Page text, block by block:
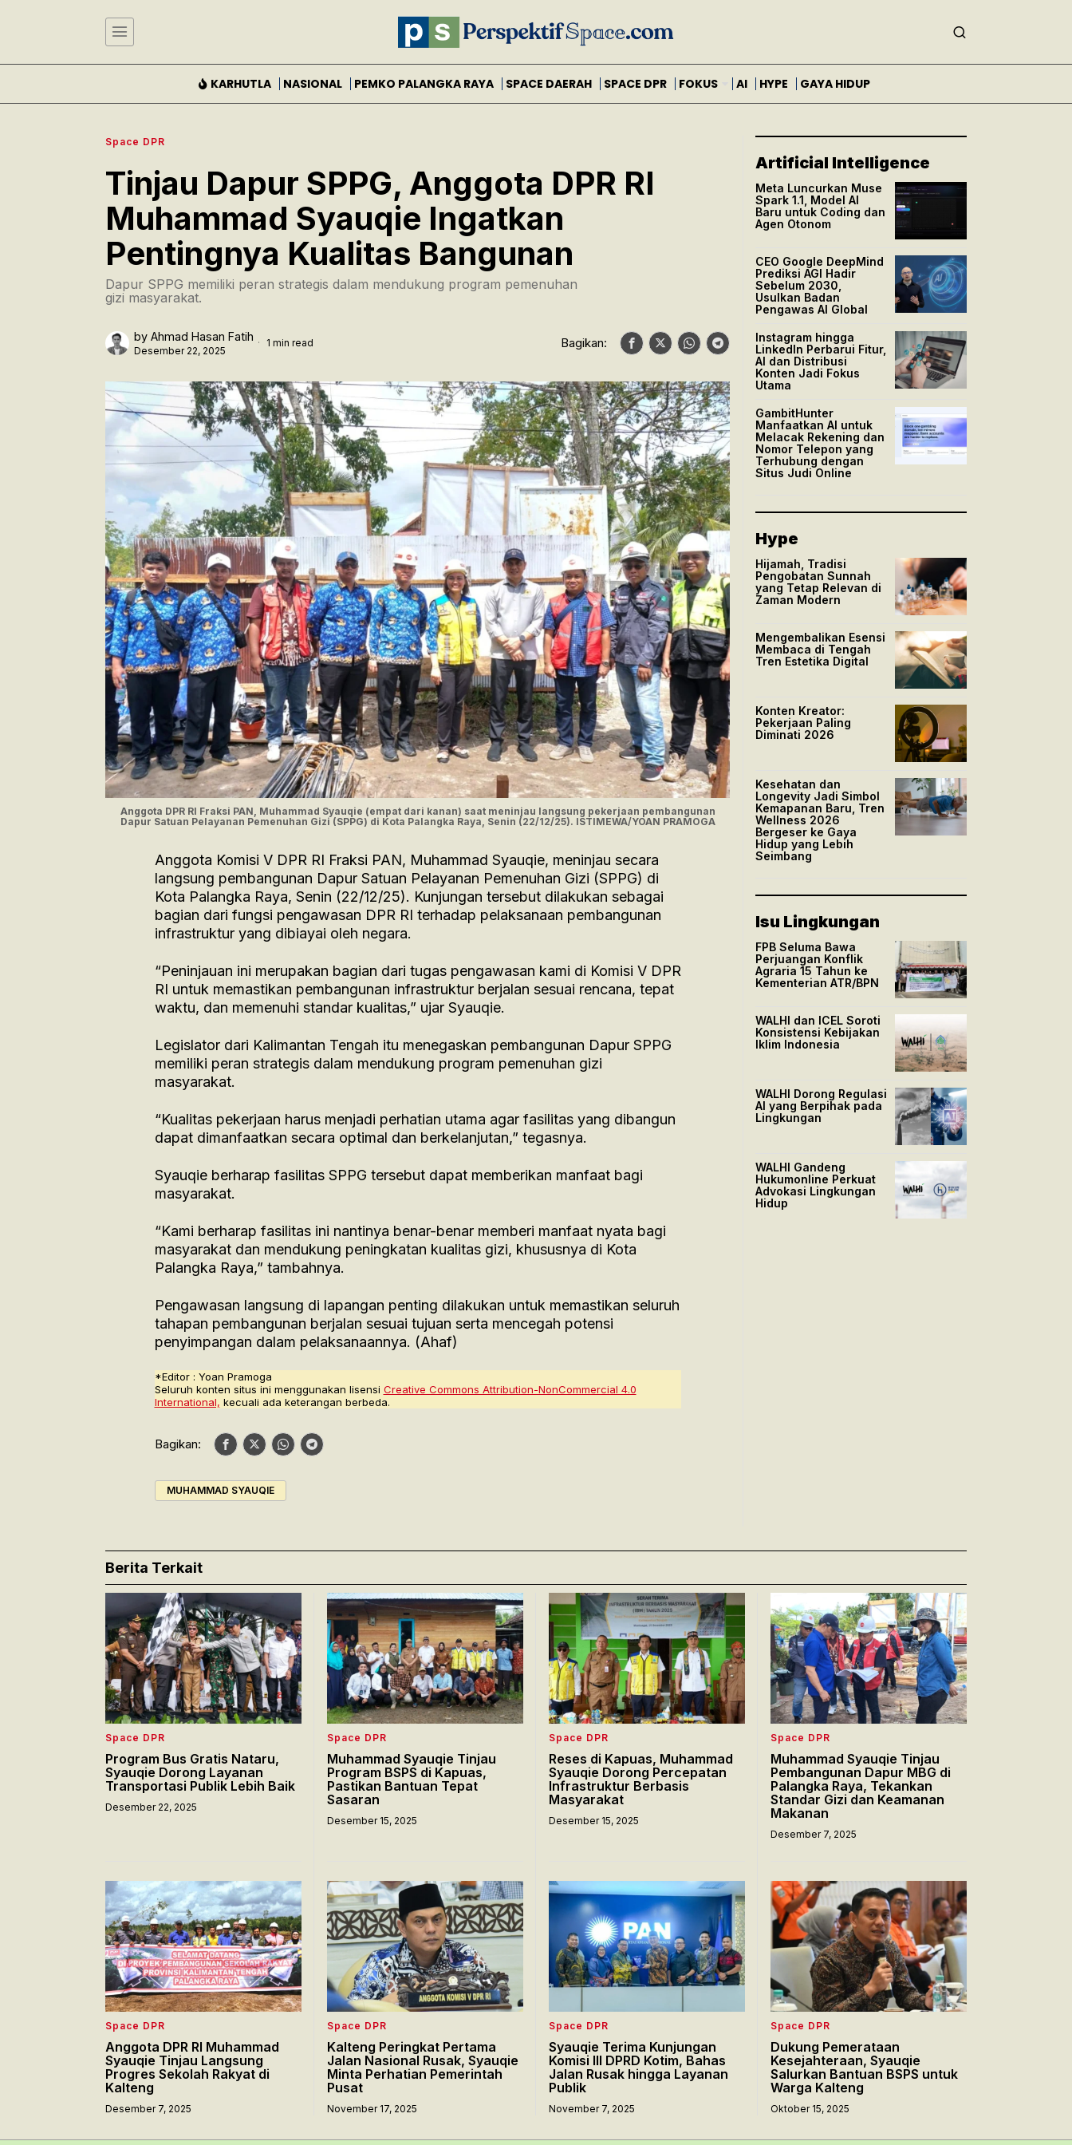
KARHUTLA NASIONAL PEMKO PALANGKA RAYA SPACE DAERAH SPACE DPR FOKUS AI HYPE GAYA HIDUP
Space DPR
Tinjau Dapur SPPG, Anggota DPR RI
Muhammad Syauqie Ingatkan
Pentingnya Kualitas Bangunan
Dapur SPPG memiliki peran strategis dalam mendukung program pemenuhan
gizi masyarakat.
by Ahmad Hasan Fatih
Desember 22, 2025
1 min read Bagikan:
Anggota DPR RI Fraksi PAN, Muhammad Syauqie (empat dari kanan) saat meninjau langsung pekerjaan pembangunan
Dapur Satuan Pelayanan Pemenuhan Gizi (SPPG) di Kota Palangka Raya, Senin (22/12/25). ISTIMEWA/YOAN PRAMOGA
Anggota Komisi V DPR RI Fraksi PAN, Muhammad Syauqie, meninjau secara
langsung pembangunan Dapur Satuan Pelayanan Pemenuhan Gizi (SPPG) di
Kota Palangka Raya, Senin (22/12/25). Kunjungan tersebut dilakukan sebagai
bagian dari fungsi pengawasan DPR RI terhadap pelaksanaan pembangunan
infrastruktur yang dibiayai oleh negara.
“Peninjauan ini merupakan bagian dari tugas pengawasan kami di Komisi V DPR
RI untuk memastikan pembangunan infrastruktur berjalan sesuai rencana, tepat
waktu, dan memenuhi standar kualitas,” ujar Syauqie.
Legislator dari Kalimantan Tengah itu menegaskan pembangunan Dapur SPPG
memiliki peran strategis dalam mendukung program pemenuhan gizi
masyarakat.
“Kualitas pekerjaan harus menjadi perhatian utama agar fasilitas yang dibangun
dapat dimanfaatkan secara optimal dan berkelanjutan,” tegasnya.
Syauqie berharap fasilitas SPPG tersebut dapat memberikan manfaat bagi
masyarakat.
“Kami berharap fasilitas ini nantinya benar-benar memberi manfaat nyata bagi
masyarakat dan mendukung peningkatan kualitas gizi, khususnya di Kota
Palangka Raya,” tambahnya.
Pengawasan langsung di lapangan penting dilakukan untuk memastikan seluruh
tahapan pembangunan berjalan sesuai tujuan serta mencegah potensi
penyimpangan dalam pelaksanaannya. (Ahaf)
*Editor : Yoan Pramoga
Seluruh konten situs ini menggunakan lisensi Creative Commons Attribution-NonCommercial 4.0
International, kecuali ada keterangan berbeda.
Bagikan:
MUHAMMAD SYAUQIE
Artificial Intelligence
Meta Luncurkan Muse
Spark 1.1, Model AI
Baru untuk Coding dan
Agen Otonom
CEO Google DeepMind
Prediksi AGI Hadir
Sebelum 2030,
Usulkan Badan
Pengawas AI Global
Instagram hingga
LinkedIn Perbarui Fitur,
AI dan Distribusi
Konten Jadi Fokus
Utama
GambitHunter
Manfaatkan AI untuk
Melacak Rekening dan
Nomor Telepon yang
Terhubung dengan
Situs Judi Online
Hype
Hijamah, Tradisi
Pengobatan Sunnah
yang Tetap Relevan di
Zaman Modern
Mengembalikan Esensi
Membaca di Tengah
Tren Estetika Digital
Konten Kreator:
Pekerjaan Paling
Diminati 2026
Kesehatan dan
Longevity Jadi Simbol
Kemapanan Baru, Tren
Wellness 2026
Bergeser ke Gaya
Hidup yang Lebih
Seimbang
Isu Lingkungan
FPB Seluma Bawa
Perjuangan Konflik
Agraria 15 Tahun ke
Kementerian ATR/BPN
WALHI dan ICEL Soroti
Konsistensi Kebijakan
Iklim Indonesia
WALHI Dorong Regulasi
AI yang Berpihak pada
Lingkungan
WALHI Gandeng
Hukumonline Perkuat
Advokasi Lingkungan
Hidup
Berita Terkait
Space DPR
Program Bus Gratis Nataru,
Syauqie Dorong Layanan
Transportasi Publik Lebih Baik
Desember 22, 2025
Space DPR
Muhammad Syauqie Tinjau
Program BSPS di Kapuas,
Pastikan Bantuan Tepat
Sasaran
Desember 15, 2025
Space DPR
Reses di Kapuas, Muhammad
Syauqie Dorong Percepatan
Infrastruktur Berbasis
Masyarakat
Desember 15, 2025
Space DPR
Muhammad Syauqie Tinjau
Pembangunan Dapur MBG di
Palangka Raya, Tekankan
Standar Gizi dan Keamanan
Makanan
Desember 7, 2025
Space DPR
Anggota DPR RI Muhammad
Syauqie Tinjau Langsung
Progres Sekolah Rakyat di
Kalteng
Desember 7, 2025
Space DPR
Kalteng Peringkat Pertama
Jalan Nasional Rusak, Syauqie
Minta Perhatian Pemerintah
Pusat
November 17, 2025
Space DPR
Syauqie Terima Kunjungan
Komisi III DPRD Kotim, Bahas
Jalan Rusak hingga Layanan
Publik
November 7, 2025
Space DPR
Dukung Pemerataan
Kesejahteraan, Syauqie
Salurkan Bantuan BSPS untuk
Warga Kalteng
Oktober 15, 2025